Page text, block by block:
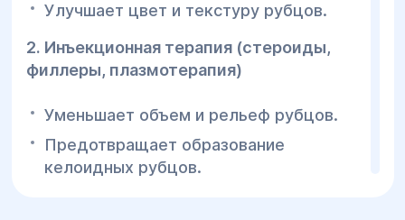
Улучшает цвет и текстуру рубцов.
2. Инъекционная терапия (стероиды,
филлеры, плазмотерапия)
Уменьшает объем и рельеф рубцов.
Предотвращает образование
келоидных рубцов.